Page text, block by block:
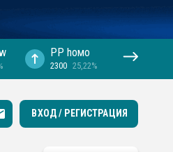
PP hомо
2300 25,22%
ВХОД / РЕГИСТРАЦИЯ